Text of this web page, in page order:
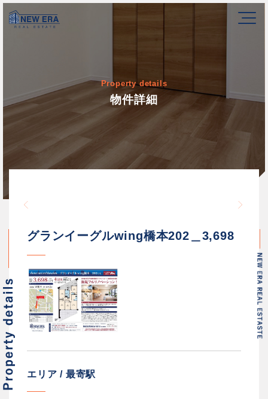
Property details
物件詳細
/home/newerakk/
グランイーグルwing橋本202＿3,698
エリア / 最寄駅